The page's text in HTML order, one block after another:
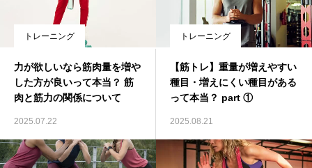
トレーニング
力が欲しいなら筋肉量を増や
した方が良いって本当？ 筋
肉と筋力の関係について
2025.07.22
トレーニング
【筋トレ】重量が増えやすい
種目・増えにくい種目がある
って本当？ part ①
2025.08.21